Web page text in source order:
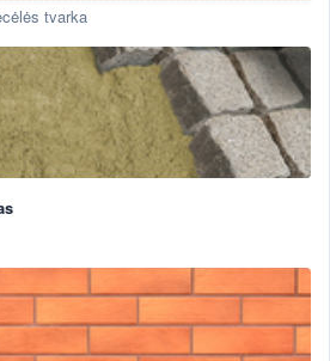
tvarka